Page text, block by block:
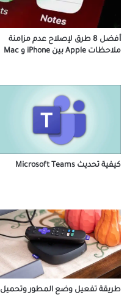
أفضل 8 طرق لإصلاح عدم مزامنة
ملاحظات Apple بين iPhone و Mac
كيفية تحديث Microsoft Teams
طريقة تفعيل وضع المطور وتحميل